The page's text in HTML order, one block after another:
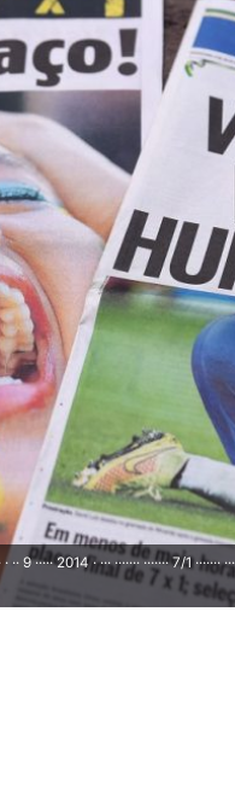
· ·· 9 ····· 2014 · ··· ······· ······· 7/1 ·······